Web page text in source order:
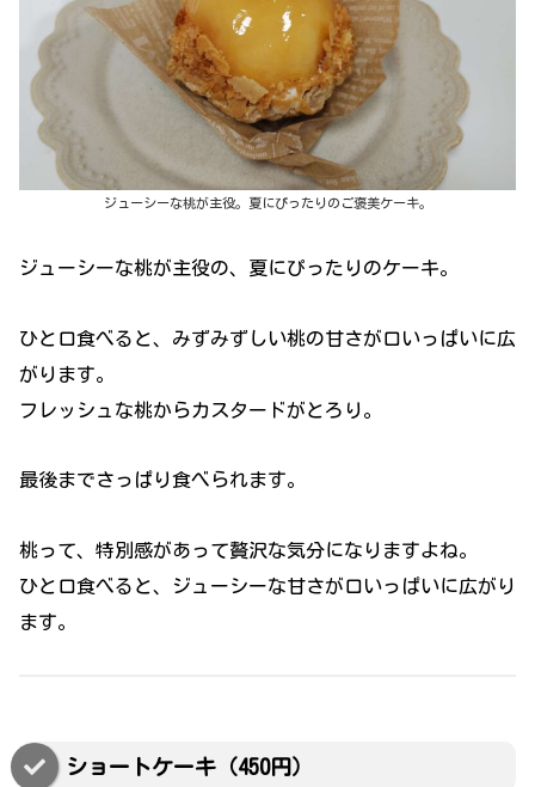
ジューシーな桃が主役。夏にぴったりのご褒美ケーキ。
ジューシーな桃が主役の、夏にぴったりのケーキ。
ひと口食べると、みずみずしい桃の甘さが口いっぱいに広
がります。
フレッシュな桃からカスタードがとろり。
最後までさっぱり食べられます。
桃って、特別感があって贅沢な気分になりますよね。
ひと口食べると、ジューシーな甘さが口いっぱいに広がり
ます。
ショートケーキ（450円）